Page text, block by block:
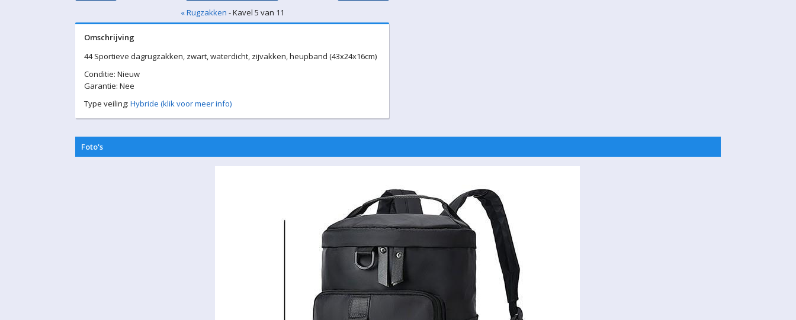
« Rugzakken - Kavel 5 van 11
Omschrijving
44 Sportieve dagrugzakken, zwart, waterdicht, zijvakken, heupband (43x24x16cm)
Conditie: Nieuw
Garantie: Nee
Type veiling: Hybride (klik voor meer info)
Foto's